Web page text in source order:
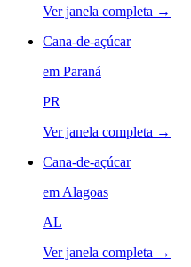
Ver janela completa →
Cana-de-açúcar
em Paraná
PR
Ver janela completa →
Cana-de-açúcar
em Alagoas
AL
Ver janela completa →